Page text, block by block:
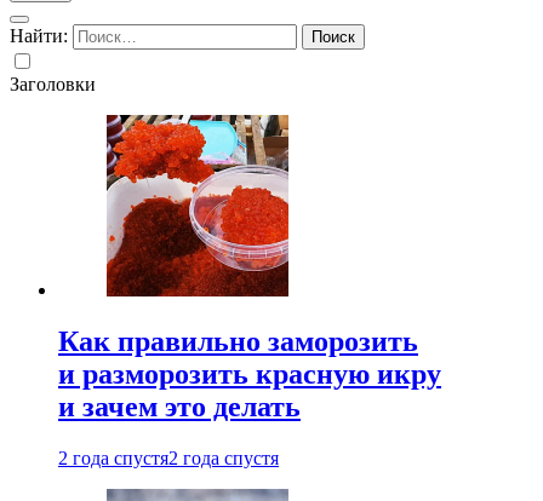
Найти:
Заголовки
Как правильно заморозить
и разморозить красную икру
и зачем это делать
2 года спустя2 года спустя